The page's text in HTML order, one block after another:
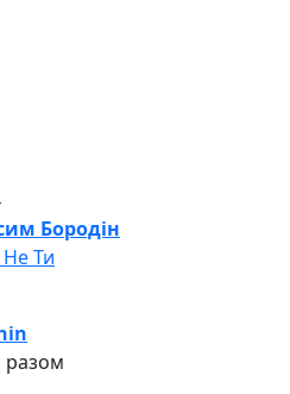
Бородін
Ти